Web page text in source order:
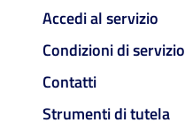
Accedi al servizio
Condizioni di servizio
Contatti
Strumenti di tutela